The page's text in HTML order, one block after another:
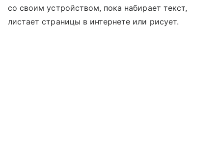
со своим устройством, пока набирает текст,
листает страницы в интернете или рисует.